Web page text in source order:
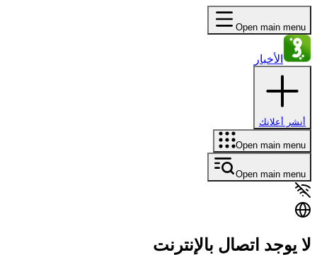
Open main menu
الأخبار
أنشر أعلانك
Open main menu
Open main menu
لا يوجد اتصال بالإنترنت